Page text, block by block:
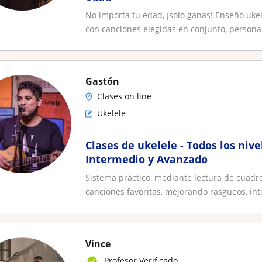
No importa tu edad, ¡solo ganas! Enseño
con canciones elegidas en conjunto,
Gastón
Clases on line
Ukelele
Clases de ukelele - Todos los
Intermedio y Avanzado
Sistema práctico, mediante lectura de
canciones favoritas, mejorando rasgueos,
Vince